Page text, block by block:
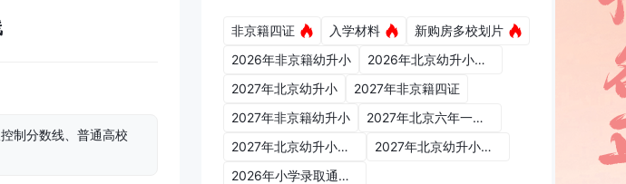
制分数线、普通高校
非京籍四证 入学材料
新购房多校划片
2026年非京籍幼升小
2026年北京幼升小入学政策
2027年北京幼升小
2027年非京籍四证
2027年非京籍幼升小
2027年北京六年一学位政策
2027年北京幼升小六年一学位政策
2027年北京幼升小入学政策
2026年小学录取通知书